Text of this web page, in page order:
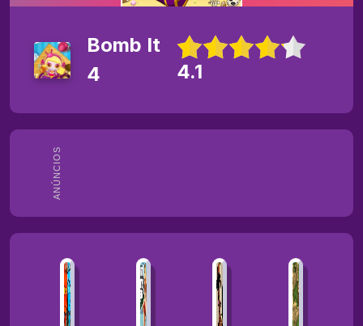
ANÚNCIOS
Bomb It
4
4.1